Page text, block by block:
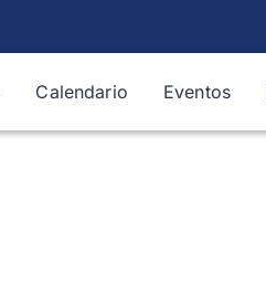
Calendario Eventos